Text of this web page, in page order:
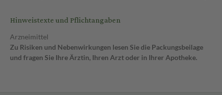
Hinweistexte und Pflichtangaben
Arzneimittel
Zu Risiken und Nebenwirkungen lesen Sie die Packungsbeilage
und fragen Sie Ihre Ärztin, Ihren Arzt oder in Ihrer Apotheke.